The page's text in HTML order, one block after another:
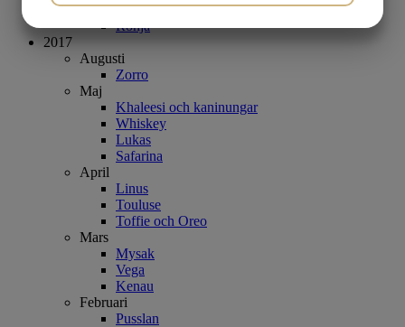
Charlie
Ronja
2017
Augusti
Zorro
Maj
Khaleesi och kaninungar
Whiskey
Lukas
Safarina
April
Linus
Touluse
Toffie och Oreo
Mars
Mysak
Vega
Kenau
Februari
Pusslan